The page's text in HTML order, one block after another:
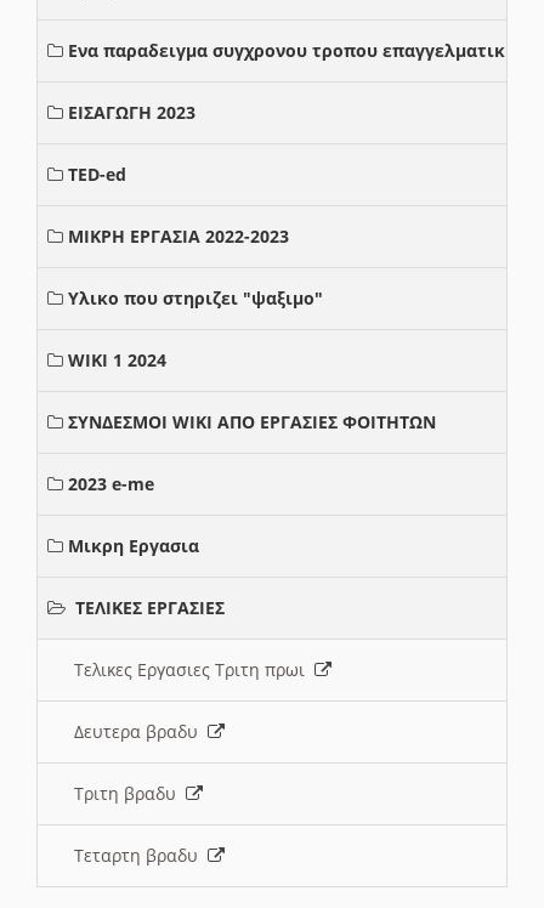
Ενα παραδειγμα συγχρονου τροπου επαγγελματικης
ΕΙΣΑΓΩΓΗ 2023
TED-ed
ΜΙΚΡΗ ΕΡΓΑΣΙΑ 2022-2023
Υλικο που στηριζει "ψαξιμο"
WIKI 1 2024
ΣΥΝΔΕΣΜΟΙ WIKI ΑΠΟ ΕΡΓΑΣΙΕΣ ΦΟΙΤΗΤΩΝ
2023 e-me
Μικρη Εργασια
ΤΕΛΙΚΕΣ ΕΡΓΑΣΙΕΣ
Τελικες Εργασιες Τριτη πρωι
Δευτερα βραδυ
Τριτη βραδυ
Τεταρτη βραδυ